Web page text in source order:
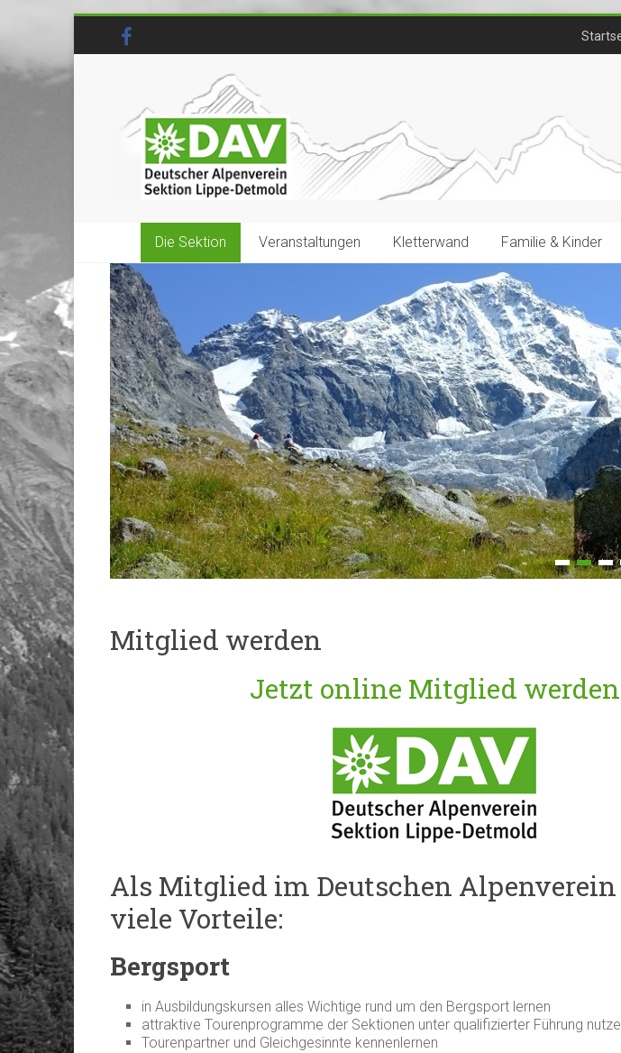
Die Sektion Veranstaltungen Kletterwand Familie & Kinder
Mitglied werden
Jetzt online Mitglied werden
Als Mitglied im Deutschen Alpenverein
viele Vorteile:
Bergsport
in Ausbildungskursen alles Wichtige rund um den Bergsport lernen
attraktive Tourenprogramme der Sektionen unter qualifizierter Führung
Tourenpartner und Gleichgesinnte kennenlernen